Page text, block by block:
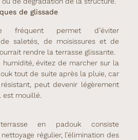
de glissade
fréquent permet d’éviter
de saletés, de moisissures et de
rendre la terrasse glissante.
évitez de marcher sur la
tout de suite après la pluie, car
peut devenir légèrement
est mouillé.
terrasse en padouk consiste
régulier, l’élimination des